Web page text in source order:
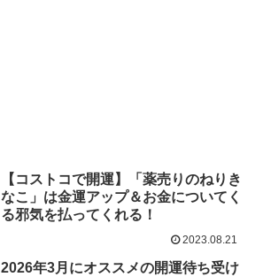
【コストコで開運】「薬売りのねりき
なこ」は金運アップ＆お金についてく
る邪気を払ってくれる！
2023.08.21
2026年3月にオススメの開運待ち受け